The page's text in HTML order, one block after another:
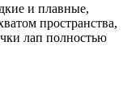
и плавные,
пространства,
лап полностью